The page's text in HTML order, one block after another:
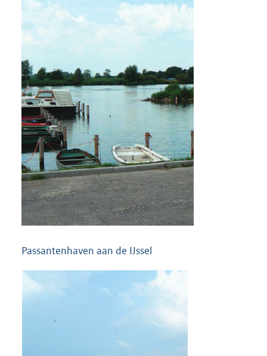
Passantenhaven aan de IJssel